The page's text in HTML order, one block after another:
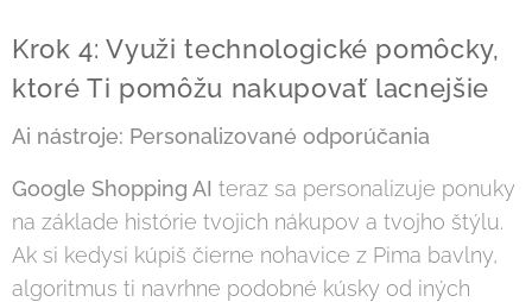
Krok 4: Využi technologické pomôcky,
ktoré Ti pomôžu nakupovať lacnejšie
Ai nástroje: Personalizované odporúčania
Google Shopping AI teraz sa personalizuje ponuky
na základe histórie tvojich nákupov a tvojho štýlu.
Ak si kedysi kúpiš čierne nohavice z Pima bavlny,
algoritmus ti navrhne podobné kúsky od iných